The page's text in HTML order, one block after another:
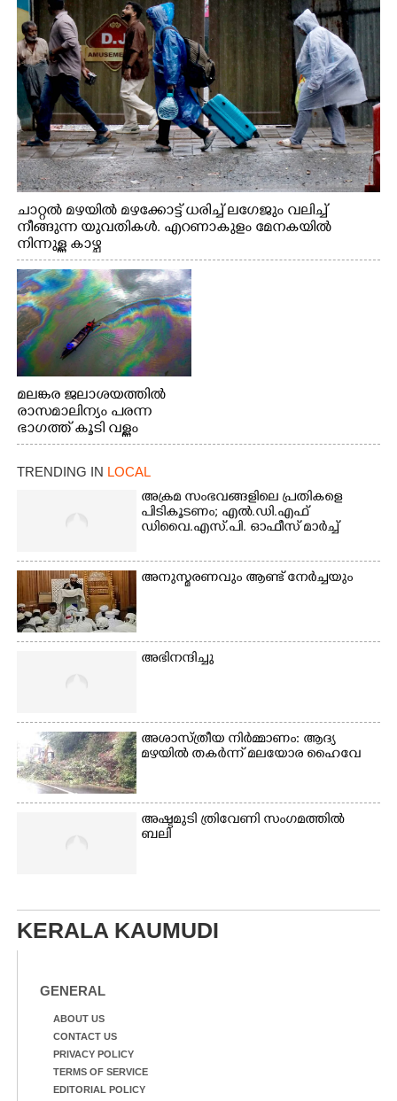
ചാറ്റൽ മഴയിൽ മഴക്കോട്ട് ധരിച്ച് ലഗേജും വലിച്ച്
നീങ്ങുന്ന യുവതികൾ. എറണാകുളം മേനകയിൽ
നിന്നുള്ള കാഴ്ച
മലങ്കര ജലാശയത്തിൽ
രാസമാലിന്യം പരന്ന
ഭാഗത്ത് കൂടി വള്ളം
തുഴഞ്ഞു പോകുന്ന
പ്രദേശവാസികൾ
TRENDING IN LOCAL
അക്രമ സംഭവങ്ങളിലെ പ്രതികളെ
പിടികൂടണം; എൽ.ഡി.എഫ്
ഡിവൈ.എസ്.പി. ഓഫീസ് മാർച്ച്
അനുസ്മരണവും ആണ്ട് നേർച്ചയും
അഭിനന്ദിച്ചു
അശാസ്ത്രീയ നിർമ്മാണം: ആദ്യ
മഴയിൽ തകർന്ന് മലയോര ഹൈവേ
അഷ്ടമുടി ത്രിവേണി സംഗമത്തിൽ
ബലി
KERALA KAUMUDI
GENERAL
ABOUT US
CONTACT US
PRIVACY POLICY
TERMS OF SERVICE
EDITORIAL POLICY